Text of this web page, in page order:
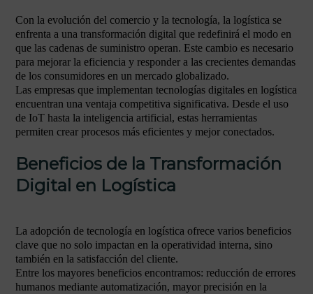
Con la evolución del comercio y la tecnología, la logística se
enfrenta a una transformación digital que redefinirá el modo en
que las cadenas de suministro operan. Este cambio es necesario
para mejorar la eficiencia y responder a las crecientes demandas
de los consumidores en un mercado globalizado.
Las empresas que implementan tecnologías digitales en logística
encuentran una ventaja competitiva significativa. Desde el uso
de IoT hasta la inteligencia artificial, estas herramientas
permiten crear procesos más eficientes y mejor conectados.
Beneficios de la Transformación
Digital en Logística
La adopción de tecnología en logística ofrece varios beneficios
clave que no solo impactan en la operatividad interna, sino
también en la satisfacción del cliente.
Entre los mayores beneficios encontramos: reducción de errores
humanos mediante automatización, mayor precisión en la